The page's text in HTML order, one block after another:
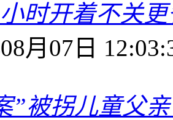
时开着不关
月07日
”被拐儿童父